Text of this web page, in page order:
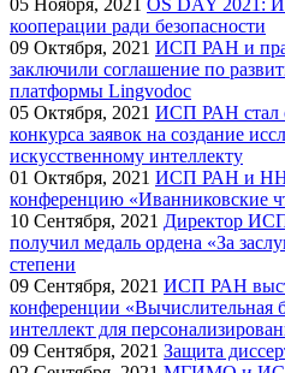
05 Ноября, 2021 OS DAY 2021:
кооперации ради безопасности
09 Октября, 2021 ИСП РАН и
заключили соглашение по
платформы Lingvodoc
05 Октября, 2021 ИСП РАН стал
конкурса заявок на создание
искусственному интеллекту
01 Октября, 2021 ИСП РАН и
конференцию «Иванниковские
10 Сентября, 2021 Директор
получил медаль ордена «За
степени
09 Сентября, 2021 ИСП РАН
конференции «Вычислительная
интеллект для
09 Сентября, 2021 Защита